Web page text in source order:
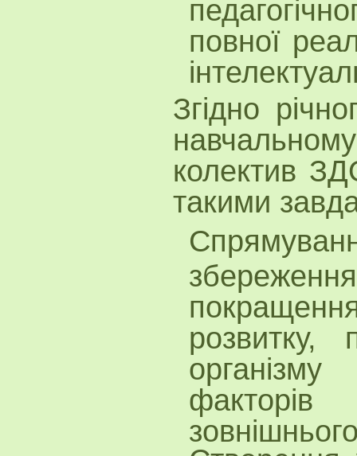
повної
Згідно
колектив
такими
розвитку,